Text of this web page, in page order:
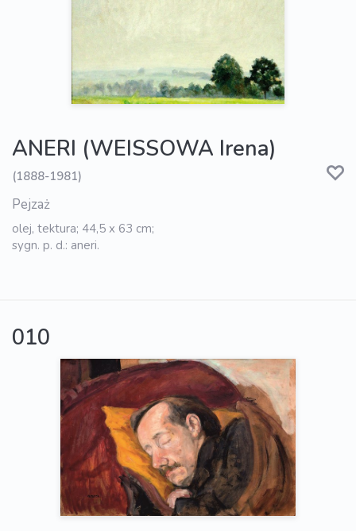
ANERI (WEISSOWA Irena)
(1888-1981)
Pejzaż
olej, tektura; 44,5 x 63 cm;
sygn. p. d.: aneri.
010